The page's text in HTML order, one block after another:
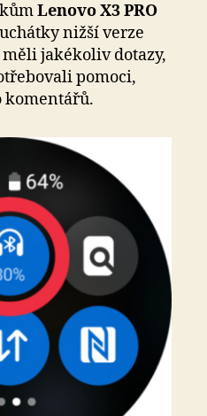
Lenovo X3PRO
nižší verze
měli jakékoliv dotazy,
pomoci,
komentářů.